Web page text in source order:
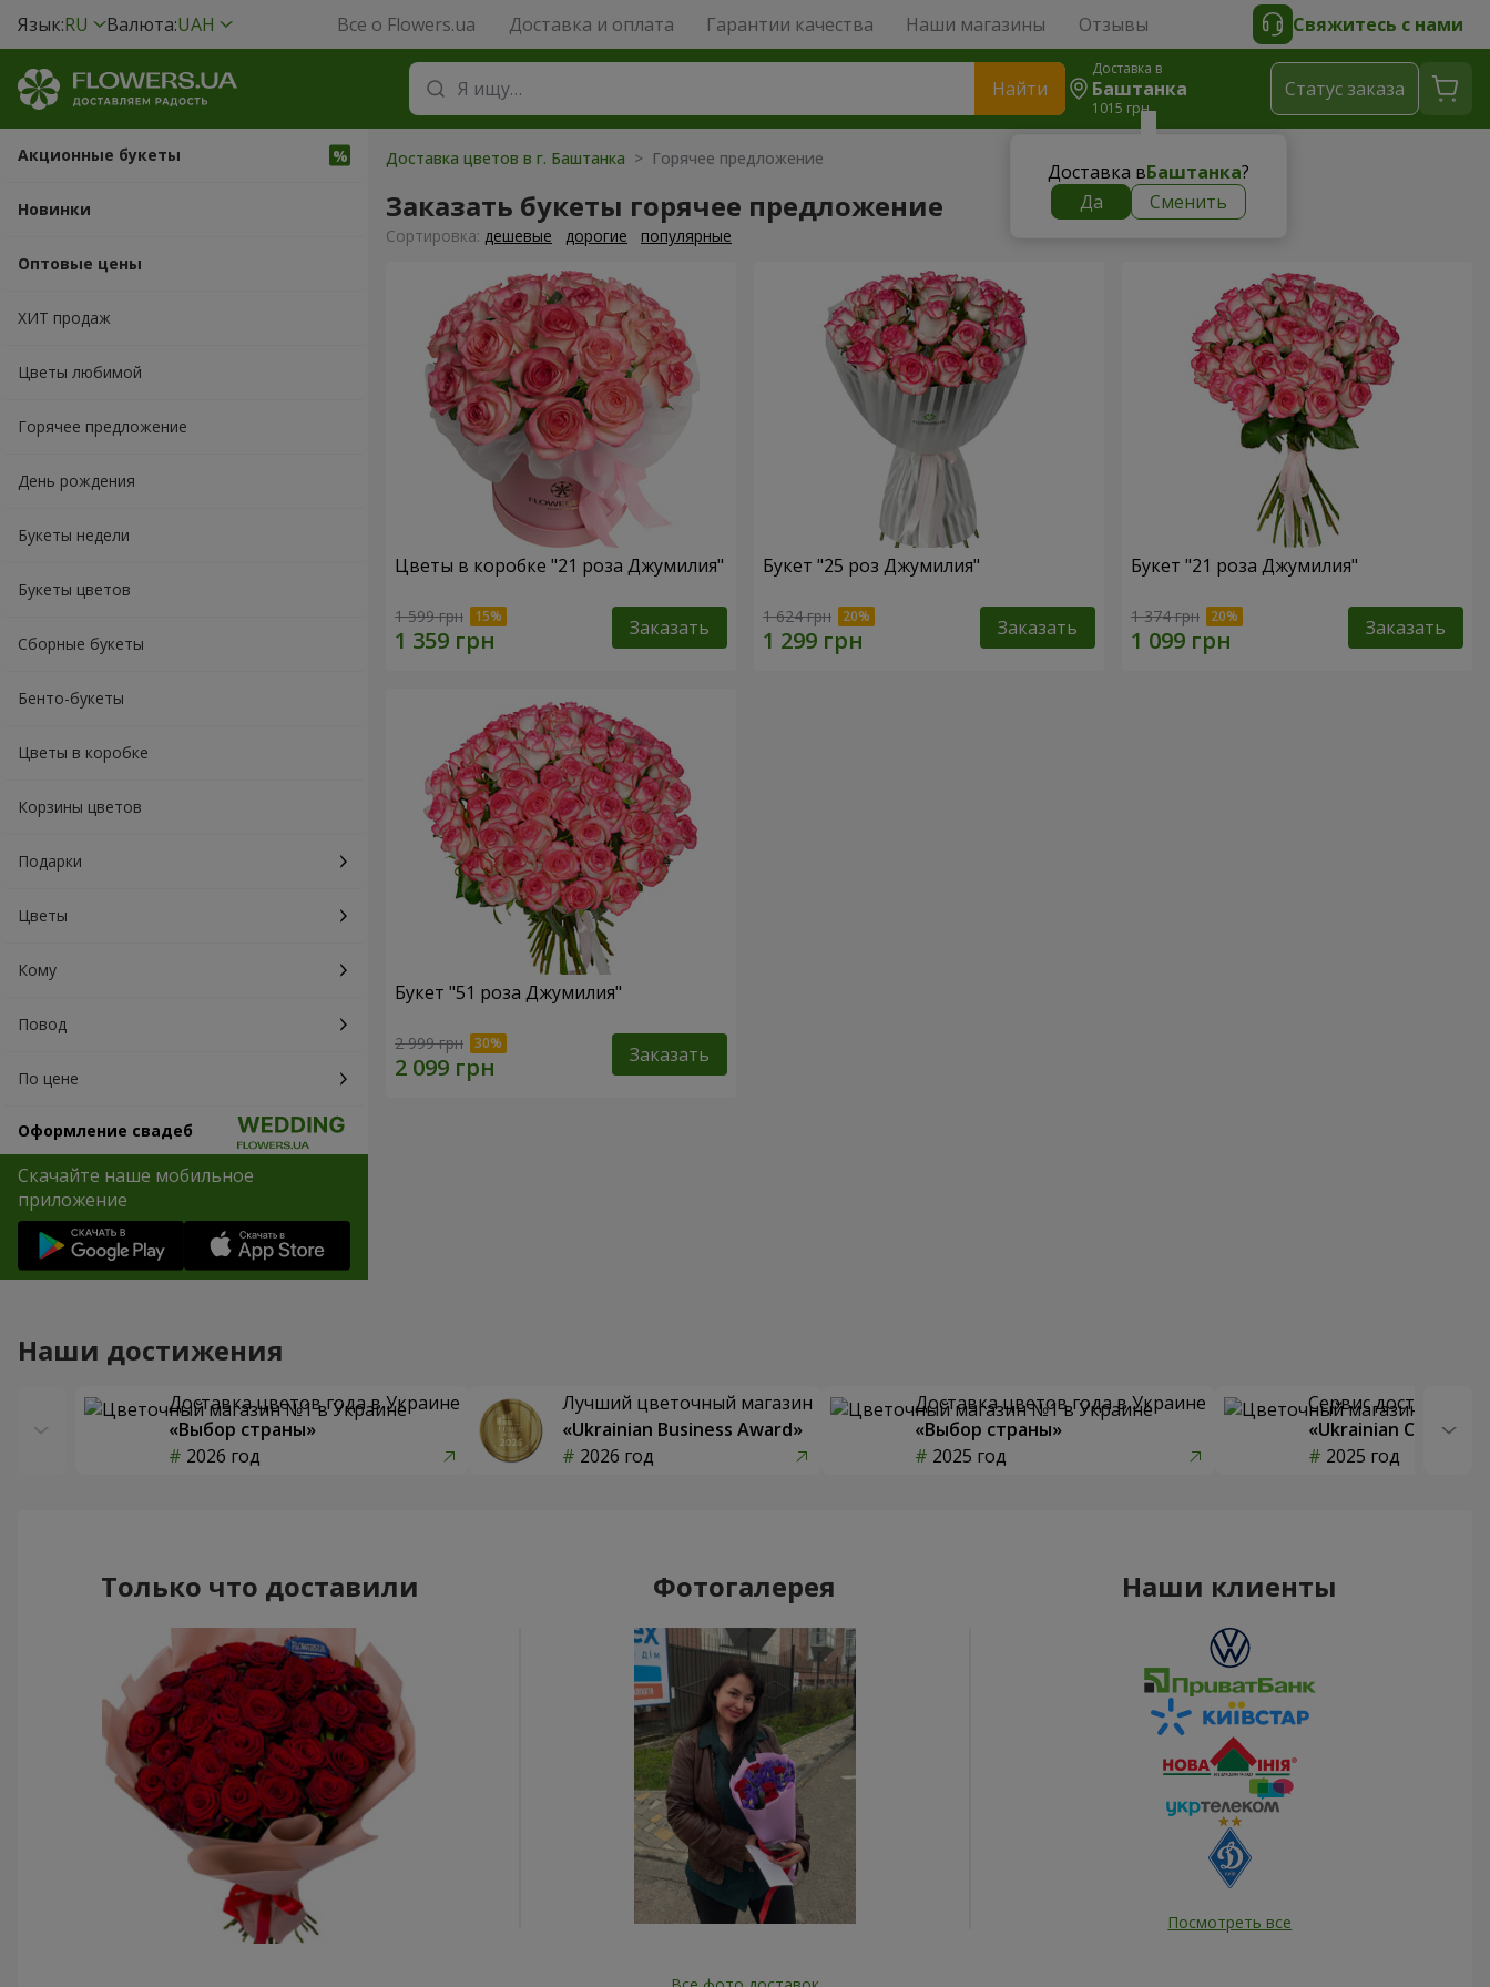
Язык:RU Валюта:UAH Все о Flowers.ua Доставка и оплата Гарантии качества Наши магазины Отзывы Свяжитесь с нами
Найти
Доставка в
Баштанка
1015 грн
Доставка вБаштанка?
Да
Сменить
Cтатус заказа
Акционные букеты
Новинки
Оптовые цены
ХИТ продаж
Цветы любимой
Горячее предложение
День рождения
Букеты недели
Букеты цветов
Сборные букеты
Бенто-букеты
Цветы в коробке
Корзины цветов
Подарки
Цветы
Кому
Повод
По цене
Оформление свадеб
Скачайте наше мобильное
приложение
Доставка цветов в г. Баштанка > Горячее предложение
Заказать букеты горячее предложение
Cортировка: дешевые дорогие популярные
Цветы в коробке "21 роза Джумилия"
1 599 грн Заказать
Букет "25 роз Джумилия"
1 624 грн Заказать
Букет "21 роза Джумилия"
1 374 грн Заказать
Букет "51 роза Джумилия"
2 999 грн Заказать
Наши достижения
Доставка цветов года в Украине
«Выбор страны»
2026 год
Лучший цветочный магазин
«Ukrainian Business Award»
2026 год
Доставка цветов года в Украине
«Выбор страны»
2025 год
Сервис доставки
«Ukrainian Choice»
2025 год
Только что доставили Фотогалерея Наши клиенты
Посмотреть все